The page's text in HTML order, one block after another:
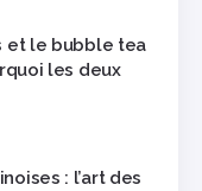
et le bubble tea
les deux
: l’art des